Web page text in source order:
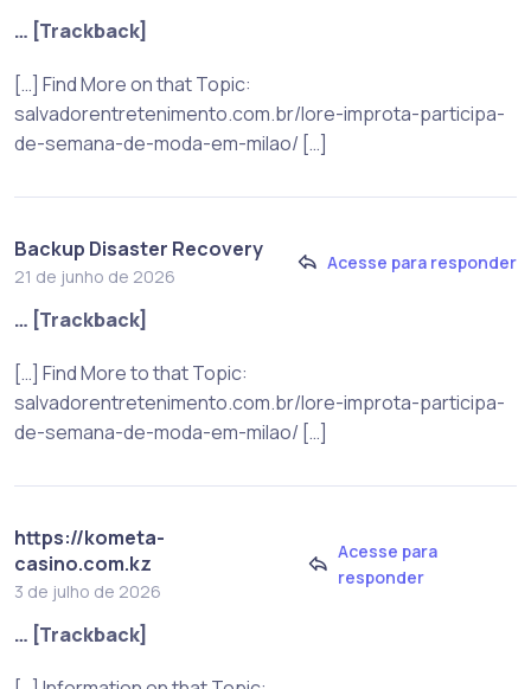
… [Trackback]
[…] Find More on that Topic:
salvadorentretenimento.com.br/lore-improta-participa-
de-semana-de-moda-em-milao/ […]
Backup Disaster Recovery
21 de junho de 2026
Acesse para responder
… [Trackback]
[…] Find More to that Topic:
salvadorentretenimento.com.br/lore-improta-participa-
de-semana-de-moda-em-milao/ […]
https://kometa-
casino.com.kz
3 de julho de 2026
Acesse para
responder
… [Trackback]